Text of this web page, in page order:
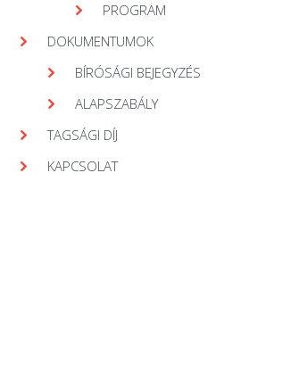
PROGRAM
DOKUMENTUMOK
BÍRÓSÁGI BEJEGYZÉS
ALAPSZABÁLY
TAGSÁGI DÍJ
KAPCSOLAT